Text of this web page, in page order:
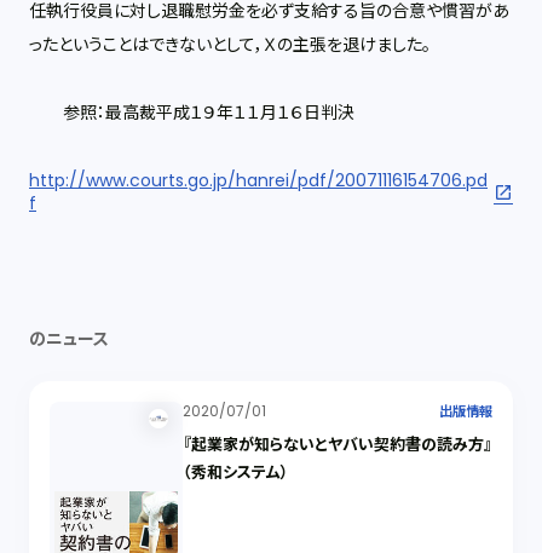
任執行役員に対し退職慰労金を必ず支給する旨の合意や慣習があ
ったということはできないとして，Ｘの主張を退けました。
参照：最高裁平成１９年１１月１６日判決
http://www.courts.go.jp/hanrei/pdf/20071116154706.pd
f
のニュース
2020/07/01 出版情報
『起業家が知らないとヤバい契約書の読み方』
（秀和システム）